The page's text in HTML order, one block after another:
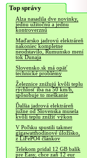
Top správy
Alza nasadila dve novinky,
jednu užitočnú a jednu
kontroverznú
Maďarsko jadrovú elektráreň
nakoniec kompletne
neodstavilo, Rumunsko mení
tok Dunaja
Slovensko.sk má opäť
technické problémy
Železnice znižujú kvôli teplu
rýchlosť iba na 50 km/h,
spôsobuje to meškanie
Ďalšia jadrová elektráreň
južne od Slovenska musela
kvôli teplu znížiť výkon
V Poľsku spustili takmer
gigawatthodinové úložisko,
z LiFePO4 článkov
Telekom pridal 12 GB balík
pre Easy, chce zaň 12 eur